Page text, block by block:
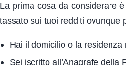
La prima cosa da considerare
tassato sui tuoi redditi ovunque
Hai il domicilio o la residenza
Sei iscritto all’Anagrafe della